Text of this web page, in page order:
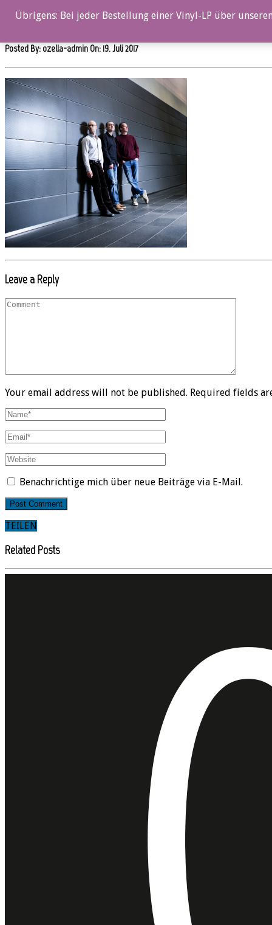
oz060_Kari_Ikonen_Trio_2_by_Kimmo_MetsN__771_ranta
Posted By: ozella-admin On: 19. Juli 2017
Leave a Reply
Your email address will not be published. Required fields
Benachrichtige mich über neue Beiträge via E-Mail.
TEILEN
Related Posts
Übrigens: Bei jeder Bestellung einer Vinyl-LP über